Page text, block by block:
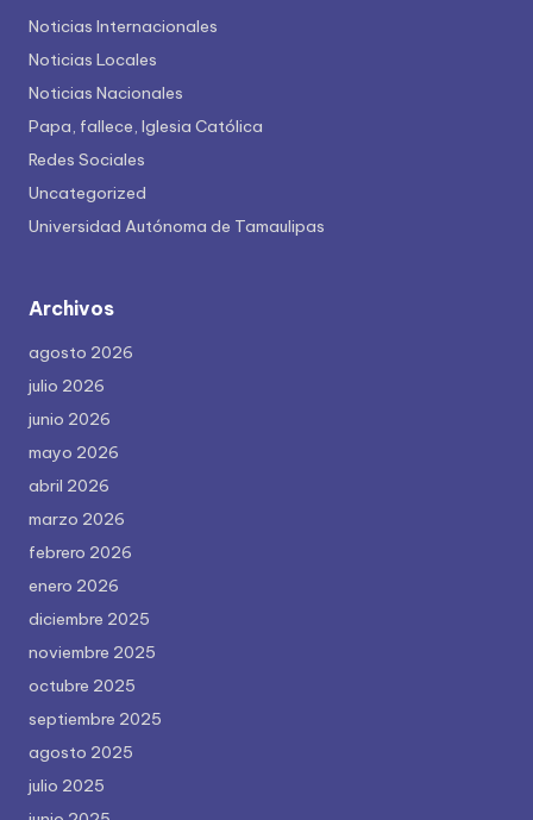
Noticias Internacionales
Noticias Locales
Noticias Nacionales
Papa, fallece, Iglesia Católica
Redes Sociales
Uncategorized
Universidad Autónoma de Tamaulipas
Archivos
agosto 2026
julio 2026
junio 2026
mayo 2026
abril 2026
marzo 2026
febrero 2026
enero 2026
diciembre 2025
noviembre 2025
octubre 2025
septiembre 2025
agosto 2025
julio 2025